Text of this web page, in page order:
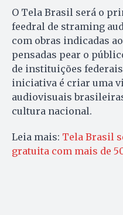
O Tela Brasil será o
feedral de straming
com obras indicadas
pensadas pear o
de instituições
iniciativa é criar uma
audiovisuais
cultura nacional.
Leia mais: Tela Brasil
gratuita com mais de